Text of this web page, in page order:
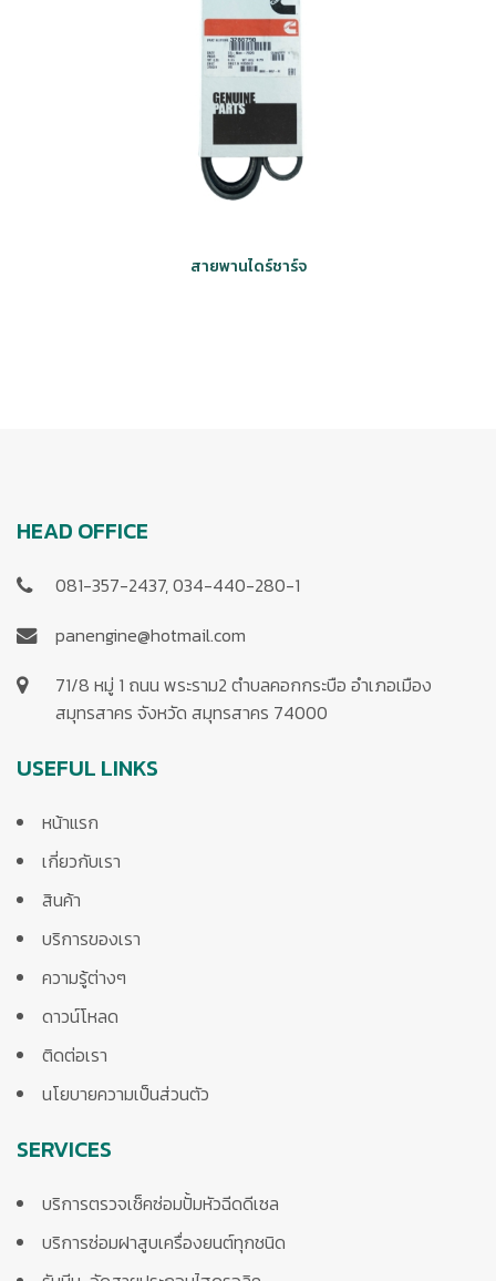
สายพานไดร์ชาร์จ
HEAD OFFICE
081-357-2437, 034-440-280-1
panengine@hotmail.com
71/8 หมู่ 1 ถนน พระราม2 ตำบลคอกกระบือ อำเภอเมือง
สมุทรสาคร จังหวัด สมุทรสาคร 74000
USEFUL LINKS
หน้าแรก
เกี่ยวกับเรา
สินค้า
บริการของเรา
ความรู้ต่างๆ
ดาวน์โหลด
ติดต่อเรา
นโยบายความเป็นส่วนตัว
SERVICES
บริการตรวจเช็คซ่อมปั้มหัวฉีดดีเซล
บริการซ่อมฝาสูบเครื่องยนต์ทุกชนิด